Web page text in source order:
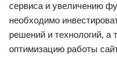
сервиса и увеличению
необходимо
решений и технологий, а
оптимизацию работы